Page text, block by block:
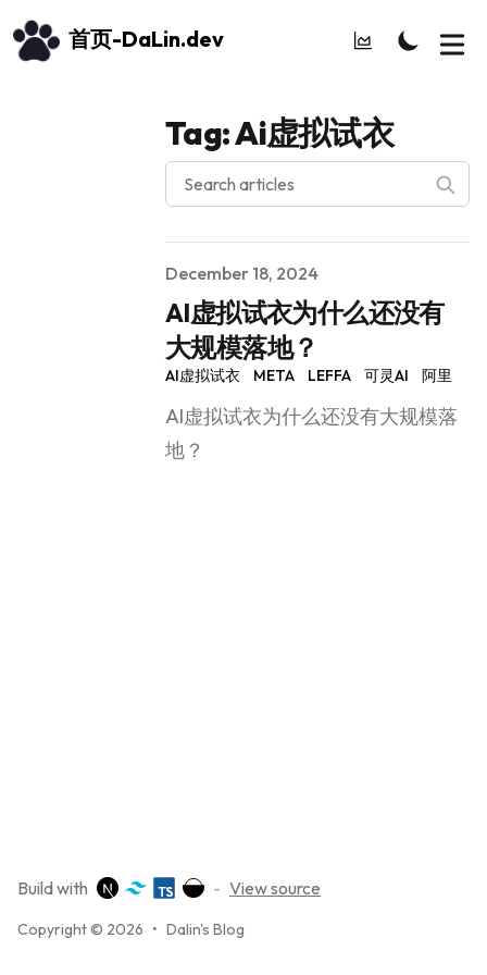
首页-DaLin.dev
Tag: Ai虚拟试衣
Search articles
Published on
December 18, 2024
AI虚拟试衣为什么还没有
大规模落地？
AI虚拟试衣 META LEFFA 可灵AI 阿里
AI虚拟试衣为什么还没有大规模落
地？
Build with - View source
Copyright © 2026 • Dalin's Blog